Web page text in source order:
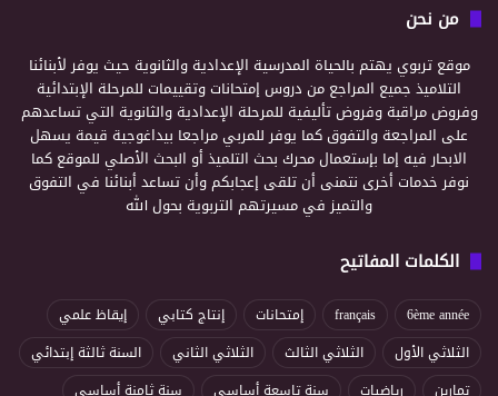
من نحن
موقع تربوي يهتم بالحياة المدرسية الإعدادية والثانوية حيث يوفر لأبنائنا
التلاميذ جميع المراجع من دروس إمتحانات وتقييمات للمرحلة الإبتدائية
وفروض مراقبة وفروض تأليفية للمرحلة الإعدادية والثانوية التي تساعدهم
على المراجعة والتفوق كما يوفر للمربي مراجعا بيداغوجية قيمة يسهل
الابحار فيه إما بإستعمال محرك بحث التلميذ أو البحث الأصلي للموقع كما
نوفر خدمات أخرى نتمنى أن تلقى إعجابكم وأن تساعد أبنائنا في التفوق
والتميز في مسيرتهم التربوية بحول الله
الكلمات المفاتيح
6ème année
français إمتحانات إنتاج كتابي
إيقاظ علمي
الثلاثي الأول
الثلاثي الثالث الثلاثي الثاني
السنة ثالثة إبتدائي
تمارين
رياضيات سنة تاسعة أساسي سنة ثامنة أساسي